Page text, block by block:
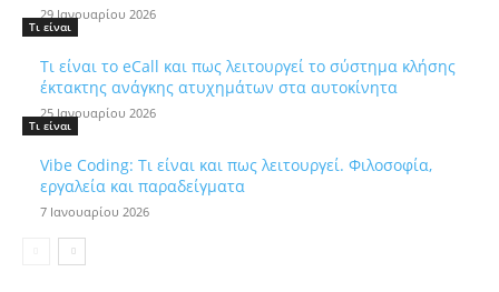
29 Ιανουαρίου 2026
Τι είναι
Τι είναι το eCall και πως λειτουργεί το σύστημα κλήσης
έκτακτης ανάγκης ατυχημάτων στα αυτοκίνητα
25 Ιανουαρίου 2026
Τι είναι
Vibe Coding: Τι είναι και πως λειτουργεί. Φιλοσοφία,
εργαλεία και παραδείγματα
7 Ιανουαρίου 2026